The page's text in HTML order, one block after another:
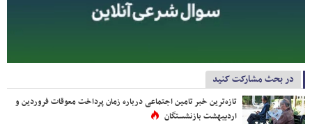
در بحث مشارکت کنید
تازه‌ترین خبر تامین اجتماعی درباره زمان پرداخت معوقات فروردین و
اردیبهشت بازنشستگان